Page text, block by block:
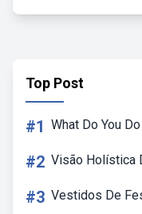
Top Post
#1 What Do You
#2 Visão Holística
#3 Vestidos De